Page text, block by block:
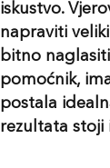
iskustvo.
napraviti
bitno
pomoćnik,
postala
rezultata stoji